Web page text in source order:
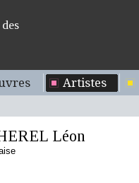
Artistes
Léon